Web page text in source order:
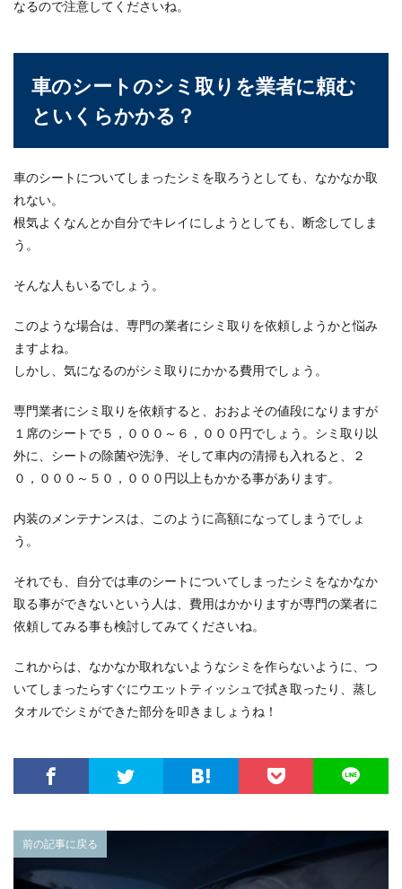
なるので注意してくださいね。
車のシートのシミ取りを業者に頼む
といくらかかる？
車のシートについてしまったシミを取ろうとしても、なかなか取
れない。
根気よくなんとか自分でキレイにしようとしても、断念してしま
う。
そんな人もいるでしょう。
このような場合は、専門の業者にシミ取りを依頼しようかと悩み
ますよね。
しかし、気になるのがシミ取りにかかる費用でしょう。
専門業者にシミ取りを依頼すると、おおよその値段になりますが
１席のシートで５，０００～６，０００円でしょう。シミ取り以
外に、シートの除菌や洗浄、そして車内の清掃も入れると、２
０，０００～５０，０００円以上もかかる事があります。
内装のメンテナンスは、このように高額になってしまうでしょ
う。
それでも、自分では車のシートについてしまったシミをなかなか
取る事ができないという人は、費用はかかりますが専門の業者に
依頼してみる事も検討してみてくださいね。
これからは、なかなか取れないようなシミを作らないように、つ
いてしまったらすぐにウエットティッシュで拭き取ったり、蒸し
タオルでシミができた部分を叩きましょうね！
前の記事に戻る